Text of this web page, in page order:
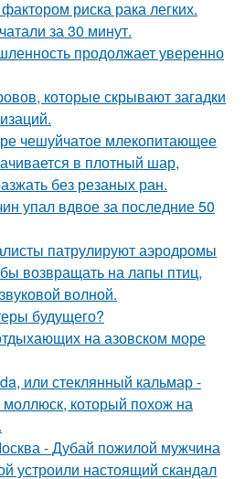
риска рака легких.
за 30 минут.
продолжает уверенно
которые скрывают загадки
чешуйчатое млекопитающее
в плотный шар,
без резаных ран.
упал вдвое за последние 50
патрулируют аэродромы
возвращать на лапы птиц,
волной.
будущего?
на азовском море
или стеклянный кальмар -
который похож на
- Дубай пожилой мужчина
устроили настоящий скандал